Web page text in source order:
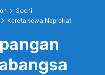
Sochi
Kereta sewa Naprokat